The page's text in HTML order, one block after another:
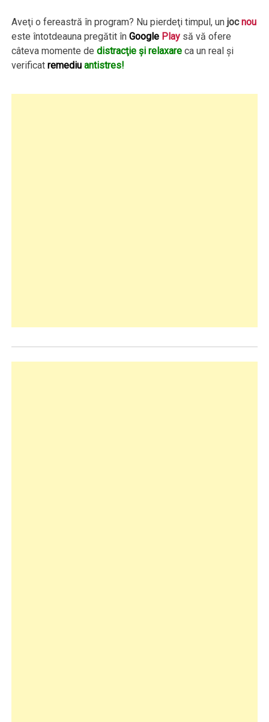
Aveţi o fereastră în program? Nu pierdeţi timpul, unjocnou
este întotdeauna pregătit înGoogle Play să vă ofere
câteva momente dedistracţie şi relaxare ca un real şi
verificatremediu antistres!